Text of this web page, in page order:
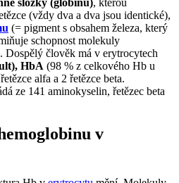
složky (globinu), kterou
(vždy dva a dva jsou identické),
(= pigment s obsahem železa, který
schopnost molekuly
Dospělý člověk má v erytrocytech
HbA (98 % z celkového Hb u
alfa a 2 řetězce beta.
ze 141 aminokyselin, řetězec beta
v